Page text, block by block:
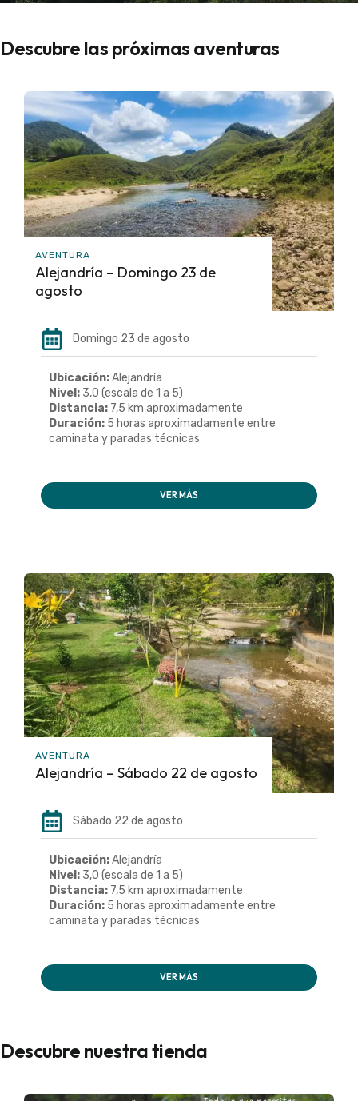
Descubre las próximas aventuras
AVENTURA
Alejandría – Domingo 23 de
agosto
Domingo 23 de agosto
Ubicación:Alejandría
Nivel: 3,0 (escala de 1 a 5)
Distancia: 7,5 km aproximadamente
Duración: 5 horas aproximadamente entre
caminata y paradas técnicas
VER MÁS
AVENTURA
Alejandría – Sábado 22 de agosto
Sábado 22 de agosto
Ubicación:Alejandría
Nivel: 3,0 (escala de 1 a 5)
Distancia: 7,5 km aproximadamente
Duración: 5 horas aproximadamente entre
caminata y paradas técnicas
VER MÁS
Descubre nuestra tienda